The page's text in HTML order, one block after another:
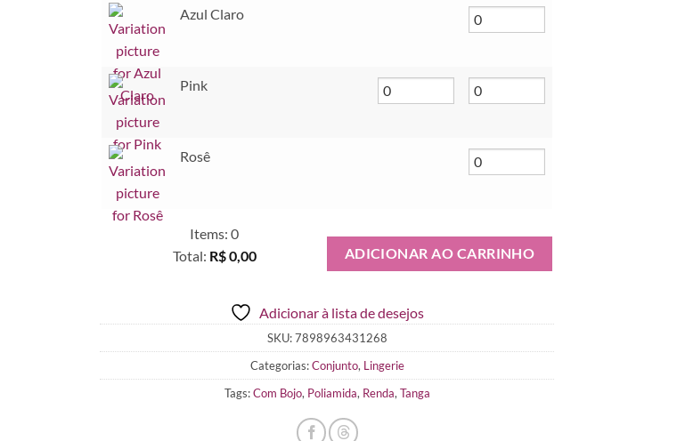
Azul Claro
Pink
Rosê
Items: 0
Total: R$ 0,00
R$ 0,00
ADICIONAR AO CARRINHO
Adicionar à lista de desejos
SKU:7898963431268
Categorias:Conjunto, Lingerie
Tags:Com Bojo, Poliamida, Renda,Tanga